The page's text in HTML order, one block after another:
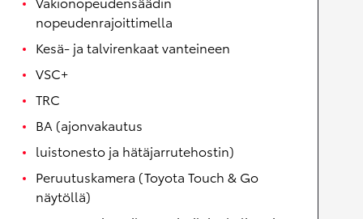
nopeudenrajoittimella
Kesä- ja talvirenkaat vanteineen
VSC+
TRC
BA (ajonvakautus
luistonesto ja hätäjarrutehostin)
Peruutuskamera (Toyota Touch & Go
näytöllä)